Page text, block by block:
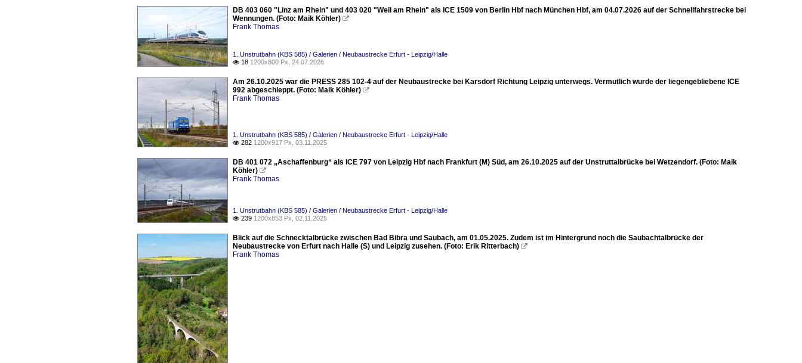
DB 403 060 "Linz am Rhein" und 403 020 "Weil am Rhein" als ICE 1509 von Berlin Hbf nach München Hbf, am 04.07.2026 auf der Schnellfahrstrecke bei
Wennungen. (Foto: Maik Köhler) 
Frank Thomas
1. Unstrutbahn (KBS 585) / Galerien / Neubaustrecke Erfurt - Leipzig/Halle
 18 1200x800 Px, 24.07.2026
Am 26.10.2025 war die PRESS 285 102-4 auf der Neubaustrecke bei Karsdorf Richtung Leipzig unterwegs. Vermutlich wurde der liegengebliebene ICE
992 abgeschleppt. (Foto: Maik Köhler) 
Frank Thomas
1. Unstrutbahn (KBS 585) / Galerien / Neubaustrecke Erfurt - Leipzig/Halle
 282 1200x917 Px, 03.11.2025
DB 401 072 „Aschaffenburg“ als ICE 797 von Leipzig Hbf nach Frankfurt (M) Süd, am 26.10.2025 auf der Unstruttalbrücke bei Wetzendorf. (Foto: Maik
Köhler) 
Frank Thomas
1. Unstrutbahn (KBS 585) / Galerien / Neubaustrecke Erfurt - Leipzig/Halle
 239 1200x853 Px, 02.11.2025
Blick auf die Schnecktalbrücke zwischen Bad Bibra und Saubach, am 01.05.2025. Zudem ist im Hintergrund noch die Saubachtalbrücke der
Neubaustrecke von Erfurt nach Halle (S) und Leipzig zusehen. (Foto: Erik Ritterbach) 
Frank Thomas